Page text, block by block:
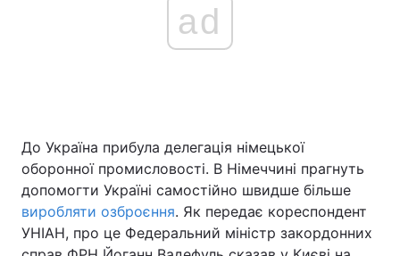
ad
До Україна прибула делегація німецької
оборонної промисловості. В Німеччині прагнуть
допомогти Україні самостійно швидше більше
виробляти озброєння. Як передає кореспондент
УНІАН, про це Федеральний міністр закордонних